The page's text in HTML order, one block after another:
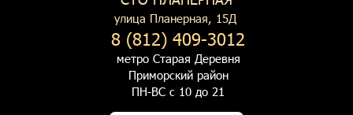
улица Планерная, 15Д
8 (812) 409-3012
метро Старая Деревня
Приморский район
ПН-ВС с 10 до 21